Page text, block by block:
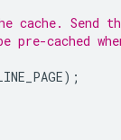
cache.
pre-cached
);